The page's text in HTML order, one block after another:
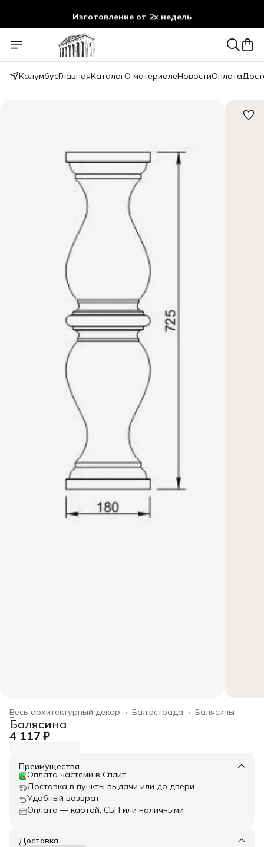
Изготовление от 2х недель
КолумбусГлавнаяКаталогО материалеНовостиОплата
Балясины
Балюстрада ›
Весь архитектурный декор ›
Главная
Балясина
4 117 ₽
Преимущества
Оплата частями в Сплит
Доставка в пункты выдачи или до двери
Удобный возврат
Оплата — картой, СБП или наличными
Доставка